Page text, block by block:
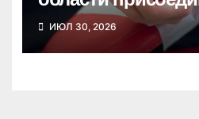
донорской акции
ИЮЛ 30, 2026